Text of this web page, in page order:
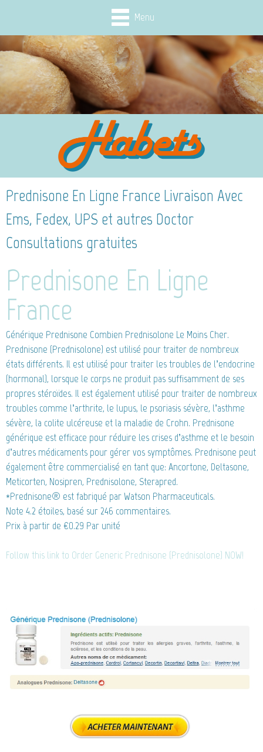
Menu
Prednisone En Ligne France Livraison Avec
Ems, Fedex, UPS et autres Doctor
Consultations gratuites
Prednisone En Ligne
France
Générique Prednisone Combien Prednisolone Le Moins Cher.
Prednisone (Prednisolone) est utilisé pour traiter de nombreux
états différents. Il est utilisé pour traiter les troubles de l’endocrine
(hormonal), lorsque le corps ne produit pas suffisamment de ses
propres stéroïdes. Il est également utilisé pour traiter de nombreux
troubles comme l’arthrite, le lupus, le psoriasis sévère, l’asthme
sévère, la colite ulcéreuse et la maladie de Crohn. Prednisone
générique est efficace pour réduire les crises d’asthme et le besoin
d’autres médicaments pour gérer vos symptômes. Prednisone peut
également être commercialisé en tant que: Ancortone, Deltasone,
Meticorten, Nosipren, Prednisolone, Sterapred.
*Prednisone® est fabriqué par Watson Pharmaceuticals.
Note 4.2 étoiles, basé sur246 commentaires.
Prix à partir de €0.29 Par unité
Follow this link to Order Generic Prednisone (Prednisolone) NOW!